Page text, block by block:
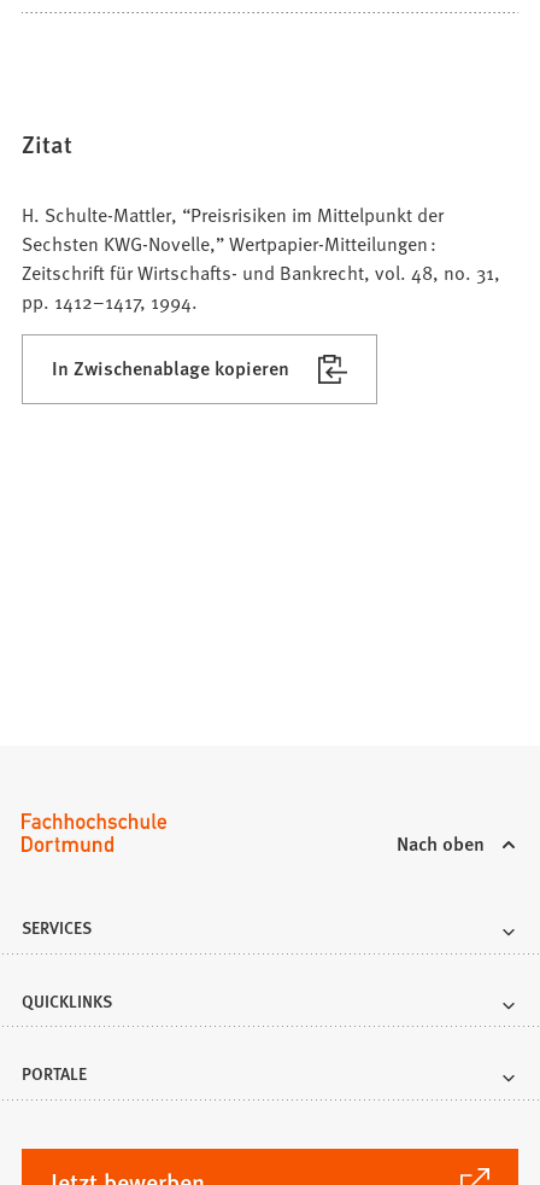
Zitat
H. Schulte-Mattler, “Preisrisiken im Mittelpunkt der
Sechsten KWG-Novelle,” Wertpapier-Mitteilungen :
Zeitschrift für Wirtschafts- und Bankrecht, vol. 48, no. 31,
pp. 1412–1417, 1994.
In Zwischenablage kopieren
Nach oben
SERVICES
QUICKLINKS
PORTALE